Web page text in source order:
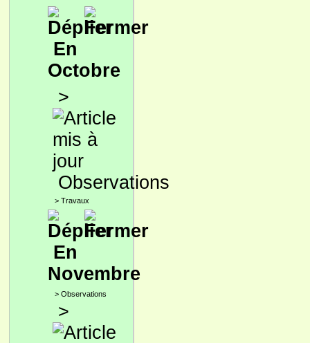
En
Octobre
>
Observations
> Travaux
En
Novembre
> Observations
>